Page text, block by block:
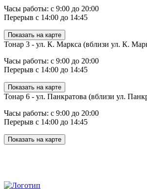
Часы работы: с 9:00 до 20:00
Перерыв с 14:00 до 14:45
Показать на карте
Тонар 3 - ул. К. Маркса (вблизи ул. К.
Часы работы: с 9:00 до 20:00
Перерыв с 14:00 до 14:45
Показать на карте
Тонар 6 - ул. Панкратова (вблизи ул.
Часы работы: с 9:00 до 20:00
Перерыв с 14:00 до 14:45
Показать на карте